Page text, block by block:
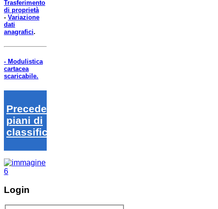
Trasferimento
di proprietà
- Variazione
dati
anagrafici.
- Modulistica
cartacea
scaricabile.
Precedenti
piani di
classifica
Login